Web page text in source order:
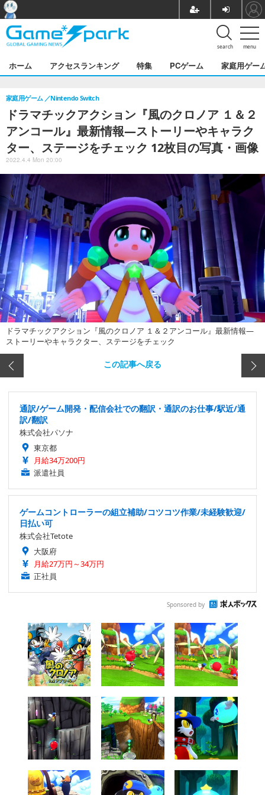
menu
search
ホーム アクセスランキング 特集 PCゲーム 家庭用ゲー
ドラマチックアクション『風のクロノア １＆２
アンコール』最新情報―ストーリーやキャラク
ター、ステージをチェック 12枚目の写真・画像
家庭用ゲーム Nintendo Switch
2022.4.4 Mon 20:00
ドラマチックアクション『風のクロノア １＆２アンコール』最新情報―
ストーリーやキャラクター、ステージをチェック
この記事へ戻る
通訳/ゲーム開発・配信会社での翻訳・通訳のお仕事/駅近/通
訳/翻訳
株式会社パソナ
東京都
月給34万200円
派遣社員
ゲームコントローラーの組立補助/コツコツ作業/未経験歓迎/
日払い可
株式会社Tetote
大阪府
月給27万円～34万円
正社員
Sponsored by